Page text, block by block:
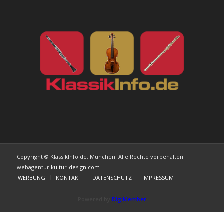
Copyright © KlassikInfo.de, München. Alle Rechte vorbehalten. |
webagentur kultur-design.com
WERBUNG
KONTAKT DATENSCHUTZ IMPRESSUM
DigiMember